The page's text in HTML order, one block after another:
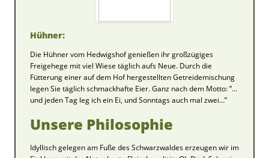
Hühner:
Die Hühner vom Hedwigshof genießen ihr großzügiges
Freigehege mit viel Wiese täglich aufs Neue. Durch die
Fütterung einer auf dem Hof hergestellten Getreidemischung
legen Sie täglich schmackhafte Eier. Ganz nach dem Motto: ”…
und jeden Tag leg ich ein Ei, und Sonntags auch mal zwei…”
Unsere Philosophie
Idyllisch gelegen am Fuße des Schwarzwaldes erzeugen wir im